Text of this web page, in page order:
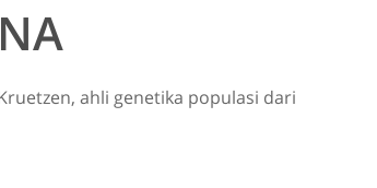
ahli genetika populasi dari